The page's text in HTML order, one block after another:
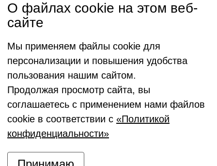
О файлах cookie на этом веб-
сайте
Мы применяем файлы cookie для
персонализации и повышения удобства
пользования нашим сайтом.
Продолжая просмотр сайта, вы
соглашаетесь с применением нами файлов
cookie в соответствии с «Политикой
конфиденциальности»